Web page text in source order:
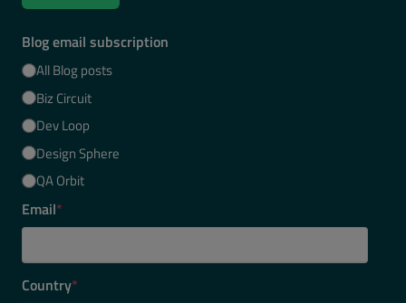
Blog email subscription
All Blog posts
Biz Circuit
Dev Loop
Design Sphere
QA Orbit
Email*
Country*